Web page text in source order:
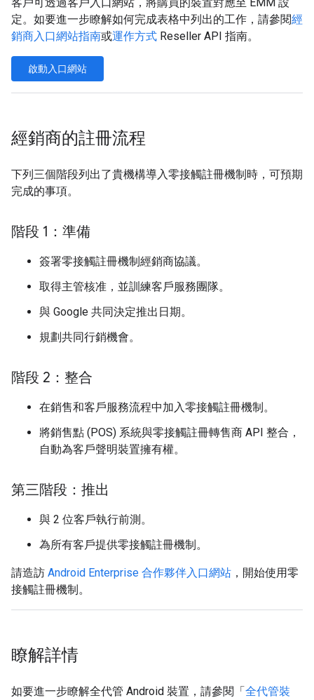
客戶可透過客戶入口網站，將購買的裝置對應至 EMM 設
定。如要進一步瞭解如何完成表格中列出的工作，請參閱經
銷商入口網站指南或運作方式 Reseller API 指南。
啟動入口網站
經銷商的註冊流程
下列三個階段列出了貴機構導入零接觸註冊機制時，可預期
完成的事項。
階段 1：準備
簽署零接觸註冊機制經銷商協議。
取得主管核准，並訓練客戶服務團隊。
與 Google 共同決定推出日期。
規劃共同行銷機會。
階段 2：整合
在銷售和客戶服務流程中加入零接觸註冊機制。
將銷售點 (POS) 系統與零接觸註冊轉售商 API 整合，
自動為客戶聲明裝置擁有權。
第三階段：推出
與 2 位客戶執行前測。
為所有客戶提供零接觸註冊機制。
請造訪 Android Enterprise 合作夥伴入口網站 ，開始使用零
接觸註冊機制。
瞭解詳情
如要進一步瞭解全代管 Android 裝置，請參閱「 全代管裝